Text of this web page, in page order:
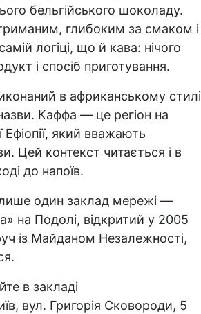
бельгійського шоколаду.
глибоким за смаком і
логіці, що й кава: нічого
і спосіб приготування.
виконаний в африканському стилі
Каффа — це регіон на
Ефіопії, який вважають
Цей контекст читається і в
до напоїв.
один заклад мережі —
на Подолі, відкритий у 2005
із Майданом Незалежності,
в закладі
вул. Григорія Сковороди, 5